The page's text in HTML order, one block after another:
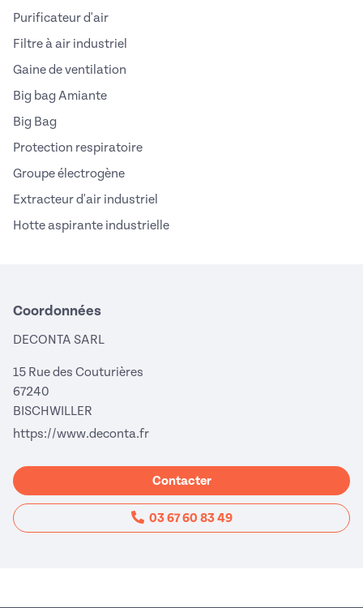
Purificateur d'air
Filtre à air industriel
Gaine de ventilation
Big bag Amiante
Big Bag
Protection respiratoire
Groupe électrogène
Extracteur d'air industriel
Hotte aspirante industrielle
Coordonnées
DECONTA SARL
15 Rue des Couturières
67240
BISCHWILLER
https://www.deconta.fr(nouvelle fenêtre)
Contacter
03 67 60 83 49